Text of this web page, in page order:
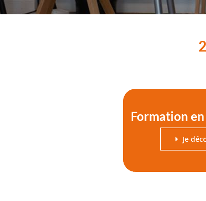
Formation
Je